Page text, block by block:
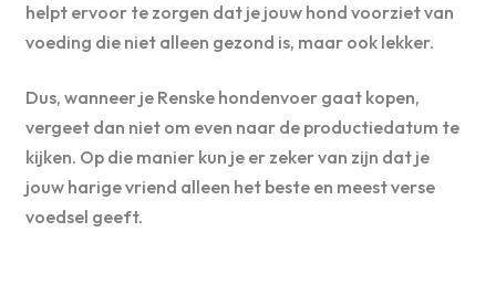
helpt ervoor te zorgen dat je jouw hond voorziet van
voeding die niet alleen gezond is, maar ook lekker.
Dus, wanneer je Renske hondenvoer gaat kopen,
vergeet dan niet om even naar de productiedatum te
kijken. Op die manier kun je er zeker van zijn dat je
jouw harige vriend alleen het beste en meest verse
voedsel geeft.